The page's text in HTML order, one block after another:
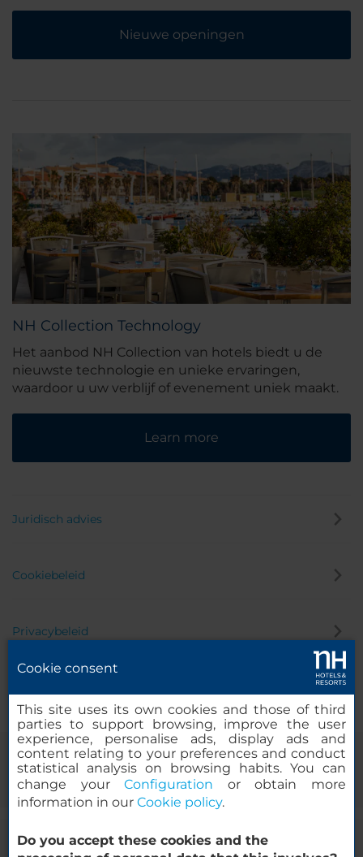
Nieuwe openingen
NH Collection Technology
Het aanbod NH Collection van hotels biedt u de
nieuwste technologie en unieke ervaringen,
waardoor u uw verblijf of evenement uniek maakt.
Learn more
Juridisch advies
Cookiebeleid
Privacybeleid
© 2000-2026 MINOR HOTELS EUROPE & AMERICAS Santa Engracia
Cookie consent
This site uses its own cookies and those of third
parties to support browsing, improve the user
experience, personalise ads, display ads and
content relating to your preferences and conduct
statistical analysis on browsing habits. You can
change yourConfiguration or obtain more
information in our Cookie policy.
Do you accept these cookies and the